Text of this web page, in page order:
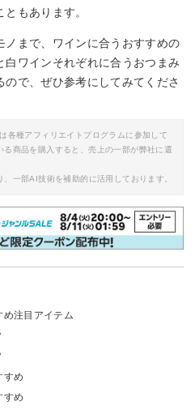
もあります。
ノまで、ワインに合うおすすめの
白ワインそれぞれに合うおつまみ
で、ぜひ参考にしてみてくださ
各種アフィリエイトプログラムに参加して
商品を購入すると、売上の一部が弊社に還
一部AI技術を補助的に活用しております。
め注目アイテム
すめ
すめ